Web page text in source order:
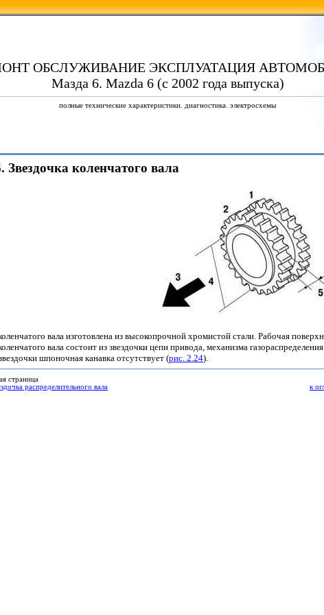
ОБСЛУЖИВАНИЕ ЭКСПЛУАТАЦИЯ
Мазда 6. Mazda 6 (с 2002 года выпуска)
полные технические характеристики. диагностика. электросхемы
Звездочка коленчатого вала
вала изготовлена из высокопрочной хромистой стали. Рабочая
вала состоит из звездочки цепи привода, механизма
шпоночная канавка отсутствует (рис. 2.24).
страница
распределительного вала
к